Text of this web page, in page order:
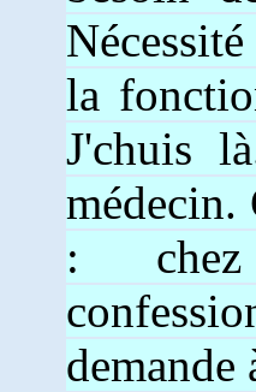
la
J'chuis
médecin.
:
demande